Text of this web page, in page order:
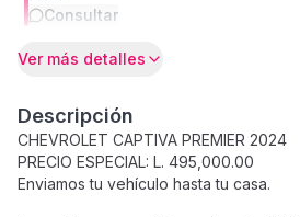
Consultar
Ver más detalles
Descripción
CHEVROLET CAPTIVA PREMIER 2024
PRECIO ESPECIAL: L. 495,000.00
Enviamos tu vehículo hasta tu casa.